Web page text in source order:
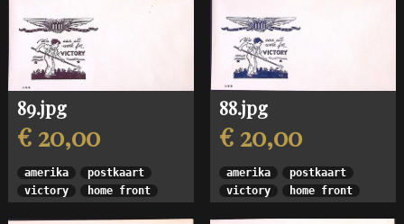
89.jpg
€ 20,00
amerika
postkaart
victory
home front
88.jpg
€ 20,00
amerika
postkaart
victory
home front